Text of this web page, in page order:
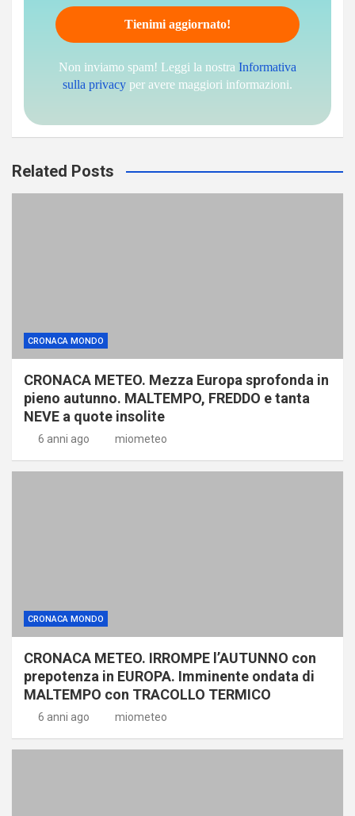
Non inviamo spam! Leggi la nostra Informativa
sulla privacy per avere maggiori informazioni.
Related Posts
CRONACA MONDO
CRONACA METEO. Mezza Europa sprofonda in
pieno autunno. MALTEMPO, FREDDO e tanta
NEVE a quote insolite
6 anni ago miometeo
CRONACA MONDO
CRONACA METEO. IRROMPE l’AUTUNNO con
prepotenza in EUROPA. Imminente ondata di
MALTEMPO con TRACOLLO TERMICO
6 anni ago miometeo